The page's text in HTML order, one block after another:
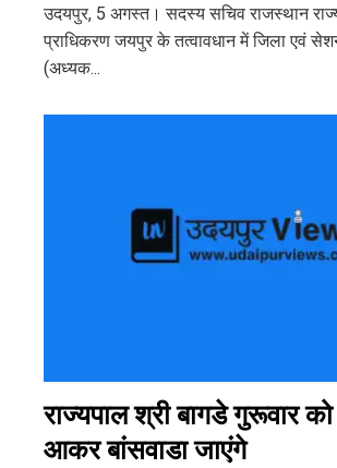
उदयपुर, 5 अगस्त। सदस्य सचिव राजस्थान
प्राधिकरण जयपुर के तत्वावधान में जिला एवं
(अध्यक...
राज्यपाल श्री बागडे गुरूवार
आकर बांसवाडा जाएंगे